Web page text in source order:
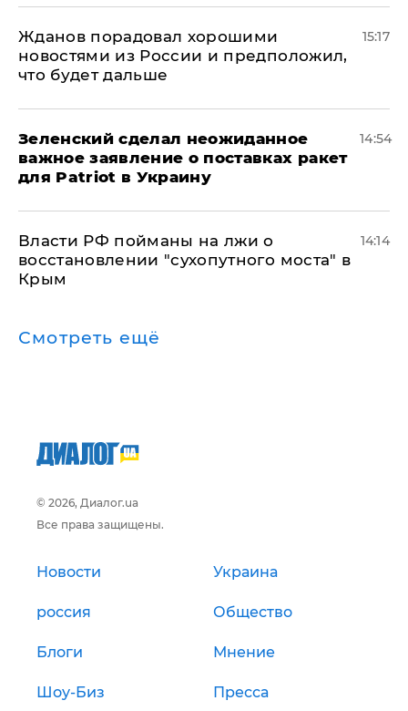
Жданов порадовал хорошими
новостями из России и предположил,
что будет дальше
15:17
Зеленский сделал неожиданное
важное заявление о поставках ракет
для Patriot в Украину
14:54
Власти РФ пойманы на лжи о
восстановлении "сухопутного моста" в
Крым
14:14
Смотреть ещё
© 2026, Диалог.ua
Все права защищены.
Новости Украина
россия Общество
Блоги Мнение
Шоу-Биз Пресса